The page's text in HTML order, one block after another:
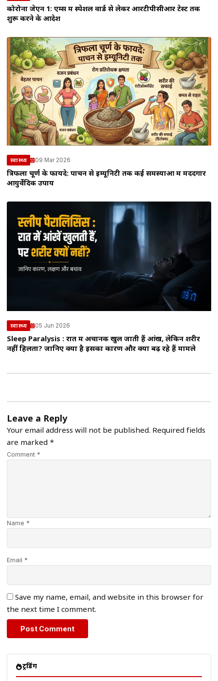
कोरोना जेएन 1: एम्स में स्पेशल वार्ड से लेकर आरटीपीसीआर टेस्ट तक
शुरू करने के आदेश
स्वास्थ्य 09 Mar 2026
त्रिफला चूर्ण के फायदे: पाचन से इम्यूनिटी तक कई समस्याओं में मददगार
आयुर्वेदिक उपाय
स्वास्थ्य 05 Jun 2026
Sleep Paralysis : रात में अचानक खुल जाती हैं आंखें, लेकिन शरीर
नहीं हिलता? जानिए क्या है इसका कारण और क्यों बढ़ रहे हैं मामले
Leave a Reply
Your email address will not be published. Required fields
are marked *
Comment *
Name *
Email *
Save my name, email, and website in this browser for
the next time I comment.
ट्रेंडिंग